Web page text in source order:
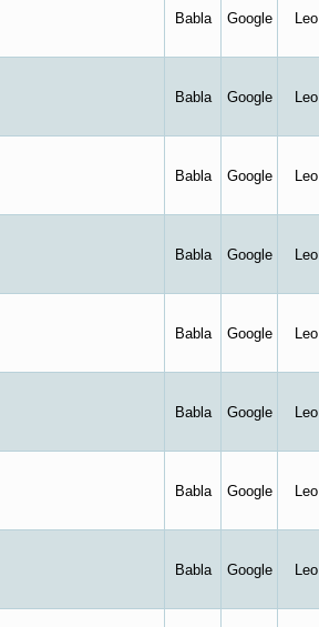
Babla Google Leo
Babla Google Leo
Babla Google Leo
Babla Google Leo
Babla Google Leo
Babla Google Leo
Babla Google Leo
Babla Google Leo